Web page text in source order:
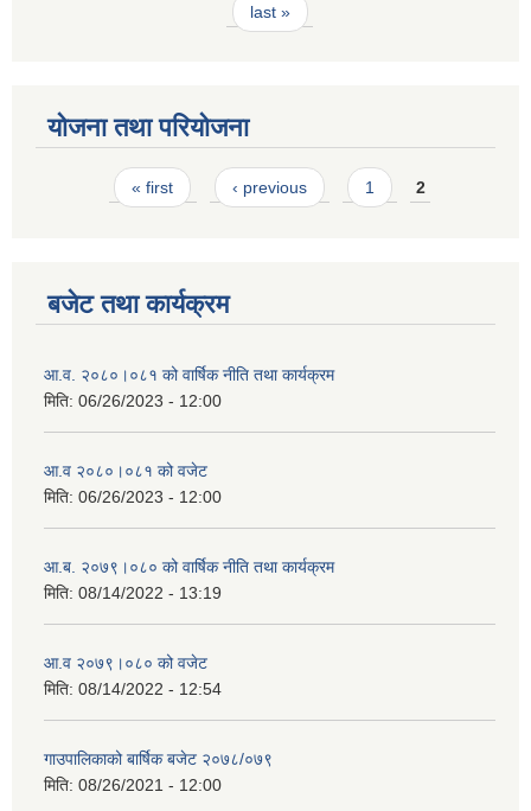
last »
योजना तथा परियोजना
Pages« first ‹ previous 1 2
बजेट तथा कार्यक्रम
आ.व. २०८०।०८१ को वार्षिक नीति तथा कार्यक्रम
मिति: 06/26/2023 - 12:00
आ.व २०८०।०८१ को वजेट
मिति: 06/26/2023 - 12:00
आ.ब. २०७९।०८० को वार्षिक नीति तथा कार्यक्रम
मिति: 08/14/2022 - 13:19
आ.व २०७९।०८० को वजेट
मिति: 08/14/2022 - 12:54
गाउपालिकाको बार्षिक बजेट २०७८/०७९
मिति: 08/26/2021 - 12:00